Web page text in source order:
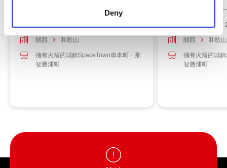
Deny
2026-07-25 ～ 2026-07-26
關西
和歌山
擁有火箭的城鎮SpaceTown串本町・那
智勝浦町
2026-07-26 ～
關西
和歌山
擁有火箭的城
智勝浦町